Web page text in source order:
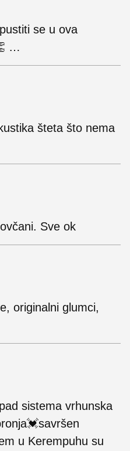
se u ova
…
šteta što nema
Sve ok
originalni glumci,
sistema vrhunska
u Kerempuhu su